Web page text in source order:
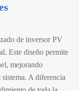
de inversor PV
Este diseño permite
mejorando
A diferencia